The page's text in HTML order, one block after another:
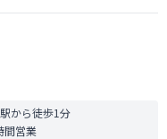
から徒歩1分
間営業